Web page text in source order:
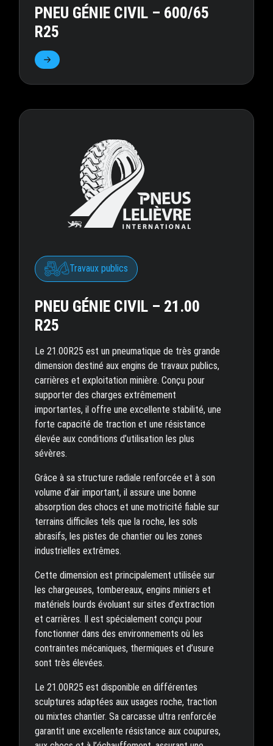
PNEU GÉNIE CIVIL – 600/65
R25
Travaux publics
PNEU GÉNIE CIVIL – 21.00
R25
Le 21.00R25 est un pneumatique de très grande
dimension destiné aux engins de travaux publics,
carrières et exploitation minière. Conçu pour
supporter des charges extrêmement
importantes, il offre une excellente stabilité, une
forte capacité de traction et une résistance
élevée aux conditions d’utilisation les plus
sévères.
Grâce à sa structure radiale renforcée et à son
volume d’air important, il assure une bonne
absorption des chocs et une motricité fiable sur
terrains difficiles tels que la roche, les sols
abrasifs, les pistes de chantier ou les zones
industrielles extrêmes.
Cette dimension est principalement utilisée sur
les chargeuses, tombereaux, engins miniers et
matériels lourds évoluant sur sites d’extraction
et carrières. Il est spécialement conçu pour
fonctionner dans des environnements où les
contraintes mécaniques, thermiques et d’usure
sont très élevées.
Le 21.00R25 est disponible en différentes
sculptures adaptées aux usages roche, traction
ou mixtes chantier. Sa carcasse ultra renforcée
garantit une excellente résistance aux coupures,